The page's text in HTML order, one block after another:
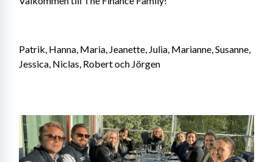
Patrik, Hanna, Maria, Jeanette, Julia, Marianne, Susanne,
Jessica, Niclas, Robert och Jörgen